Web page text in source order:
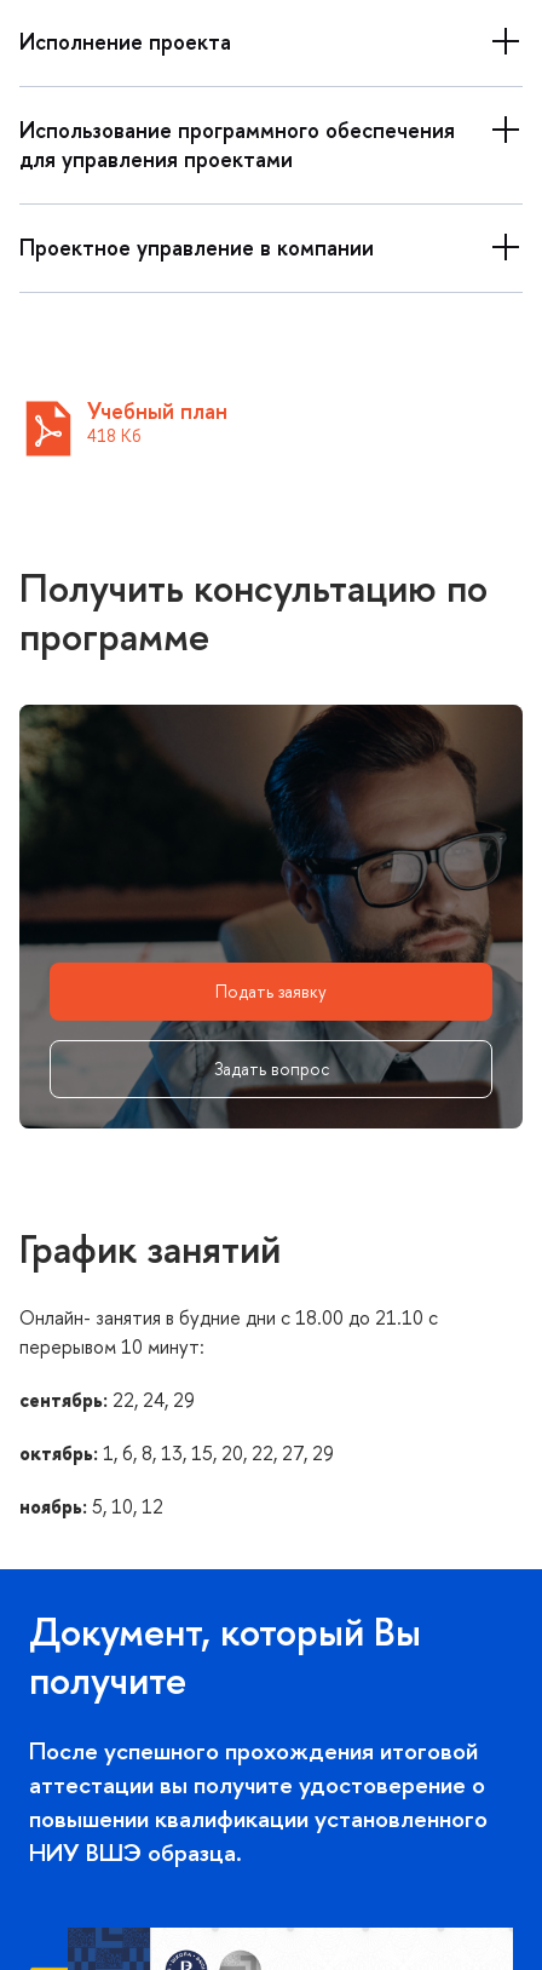
Исполнение проекта
Использование программного обеспечения
для управления проектами
Проектное управление в компании
Учебный план
418 К
Получить консультацию по
программе
Подать заявку
Задать вопрос
График занятий
Онлайн- занятия в будние дни с 18.00 до 21.10 с
перерывом 10 минут:
сентябрь: 22, 24, 29
октябрь:1, 6, 8, 13, 15, 20, 22, 27, 29
ноябрь:5, 10, 12
Документ, который Вы
получите
После успешного прохождения итоговой
аттестации вы получите удостоверение о
повышении квалификации установленного
НИУ ВШЭ образца.